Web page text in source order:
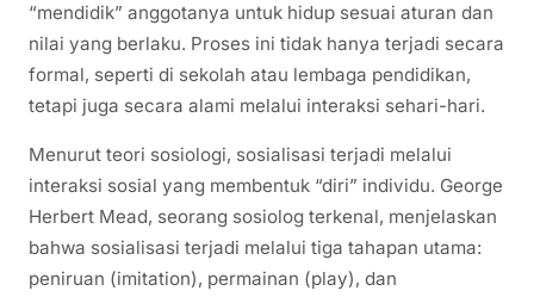
“mendidik” anggotanya untuk hidup sesuai aturan dan
nilai yang berlaku. Proses ini tidak hanya terjadi secara
formal, seperti di sekolah atau lembaga pendidikan,
tetapi juga secara alami melalui interaksi sehari-hari.
Menurut teori sosiologi, sosialisasi terjadi melalui
interaksi sosial yang membentuk “diri” individu. George
Herbert Mead, seorang sosiolog terkenal, menjelaskan
bahwa sosialisasi terjadi melalui tiga tahapan utama:
peniruan (imitation), permainan (play), dan